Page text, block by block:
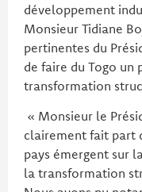
développement
Monsieur Tidiane
pertinentes du
de faire du Togo un
transformation
« Monsieur le
clairement fait part
pays émergent sur
la transformation